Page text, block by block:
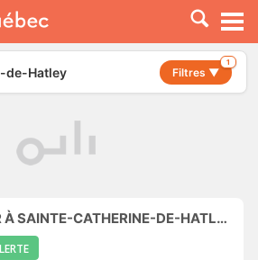
de-Hatley Filtres ▼
1
SAINTE-CATHERINE-DE-HATLEY